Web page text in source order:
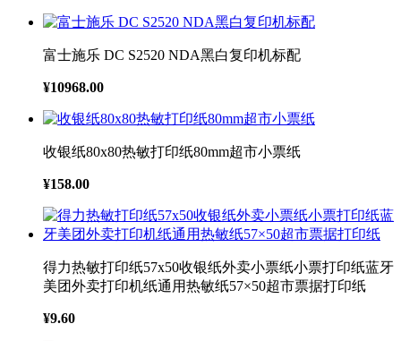
富士施乐 DC S2520 NDA黑白复印机标配
¥10968.00
收银纸80x80热敏打印纸80mm超市小票纸
¥158.00
得力热敏打印纸57x50收银纸外卖小票纸小票打印纸蓝牙
美团外卖打印机纸通用热敏纸57×50超市票据打印纸
¥9.60